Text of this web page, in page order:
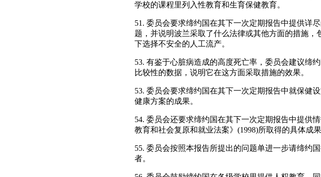
学校的课程里列入性教育和生育保健教育。
51. 委员会要求缔约国在其下一次定期报告中提供详
题，并说明波兰采取了什么法律或其他方面的措施
下选择不安全的人工流产。
53. 有鉴于心脏病造成的高度死亡率，委员会建议缔
比较性的数据，说明它在这方面采取措施的效果。
53. 委员会要求缔约国在其下一次定期报告中就保健
健康方案的成果。
54. 委员会还要求缔约国在其下一次定期报告中提供
教育和社会复原和就业法案》(1998)所取得的具体成果
55. 委员会按照本报告所提出的问题单进一步请缔约
者。